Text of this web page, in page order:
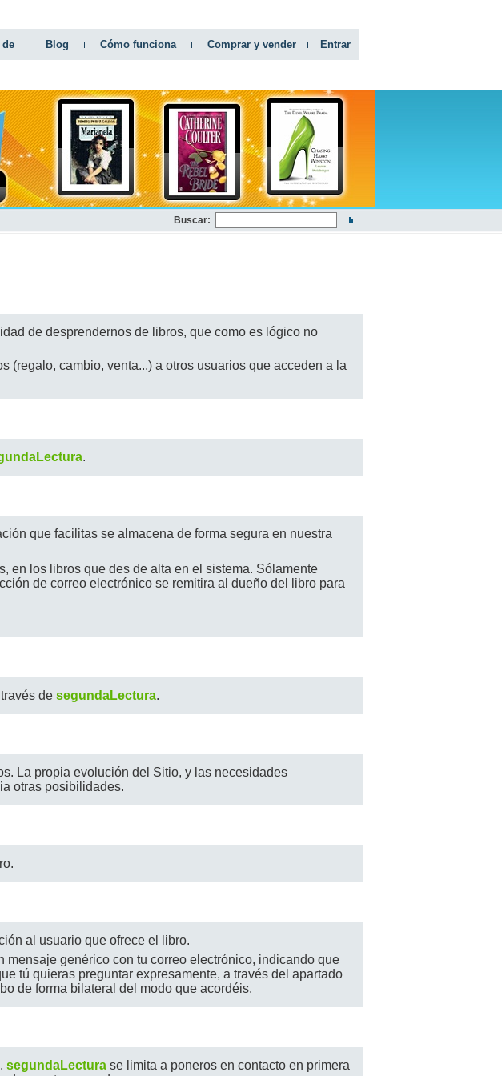
de Blog Cómo funciona Comprar y vender Entrar
Buscar:
de desprendernos de libros, que como es lógico no
(regalo, cambio, venta...) a otros usuarios que acceden a la
.
que facilitas se almacena de forma segura en nuestra
en los libros que des de alta en el sistema. Sólamente
de correo electrónico se remitira al dueño del libro para
de segundaLectura.
La propia evolución del Sitio, y las necesidades
otras posibilidades.
al usuario que ofrece el libro.
genérico con tu correo electrónico, indicando que
tú quieras preguntar expresamente, a través del apartado
de forma bilateral del modo que acordéis.
segundaLecturase limita a poneros en contacto en primera